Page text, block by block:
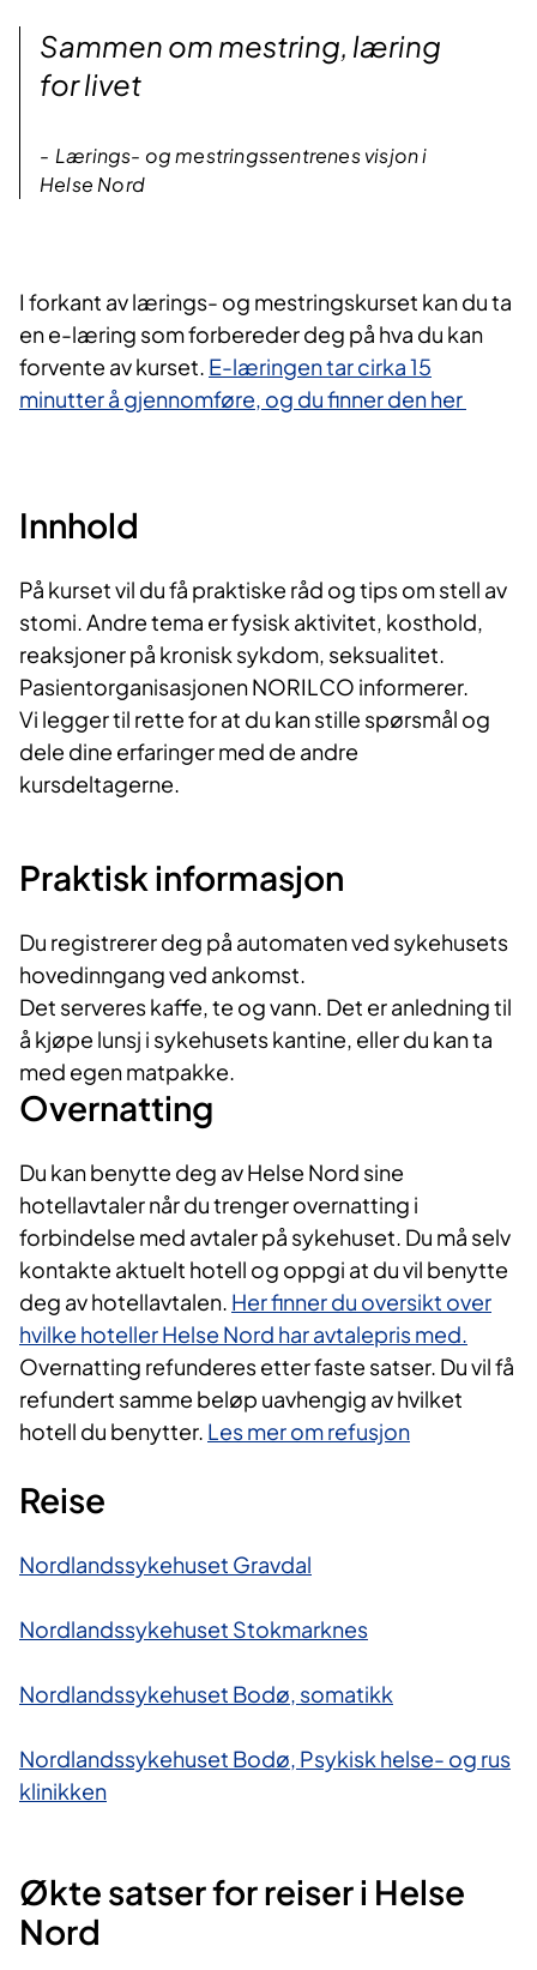
Sammen om mestring, læring
for livet
Lærings- og mestringssentrenes visjon i
Helse Nord
I forka​nt av lærings- og mestringskurset kan du ta
en e-læring som forbereder deg på hva du kan
forvente av kurset. E-læringen tar cirka 15
minutter å gjennomføre, og du finner den her​
Innhold
På kurset vil du få praktiske råd og tips om stell av
stomi. Andre tema er fysisk aktivitet, kosthold,
reaksjoner på kronisk sykdom, seksualitet.
Pasientorganisasjonen NORILCO informerer.
Vi legger til rette for at du kan stille spørsmål og
dele dine erfaringer med de andre
kursdeltagerne.​
Praktisk informasjon
Du registrerer deg på automaten ved sykehusets
hovedinngang ved ankomst.
Det serveres kaffe, te og vann. Det er anledning til
å kjøpe lunsj i sykehusets kantine, eller du kan ta
med egen matpakke.
Overnatting
Du kan benytte deg av Helse Nord sine
hotellavtaler når du trenger overnatting i
forbindelse med avtaler på sykehuset. Du må selv
kontakte aktuelt hotell og oppgi at du vil benytte
deg av hotellavtalen. Her finner du oversikt over
hvilke hoteller Helse Nord har avtalepris med.
Overnatting refunderes etter faste satser. Du vil få
refundert samme beløp uavhengig av hvilket
hotell du benytter. Les mer om refusjon
Reise
Nordlandssykehuset Gravdal
Nordlandssykehuset Stokmarknes
Nordlandssykehuset Bodø, somatikk
Nordlandssykehuset Bodø, Psykisk helse- og rus​
klinikken
Økte satser for reiser i Helse
Nord